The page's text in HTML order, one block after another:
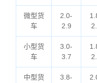
微型货
车
2.0-
2.9
小型货
车
3.0-
3.7
中型货
3.8-